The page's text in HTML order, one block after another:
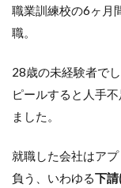
職業訓練校の6ヶ月
職。
28歳の未経験者で
ピールすると人手
ました。
就職した会社はア
負う、いわゆる下